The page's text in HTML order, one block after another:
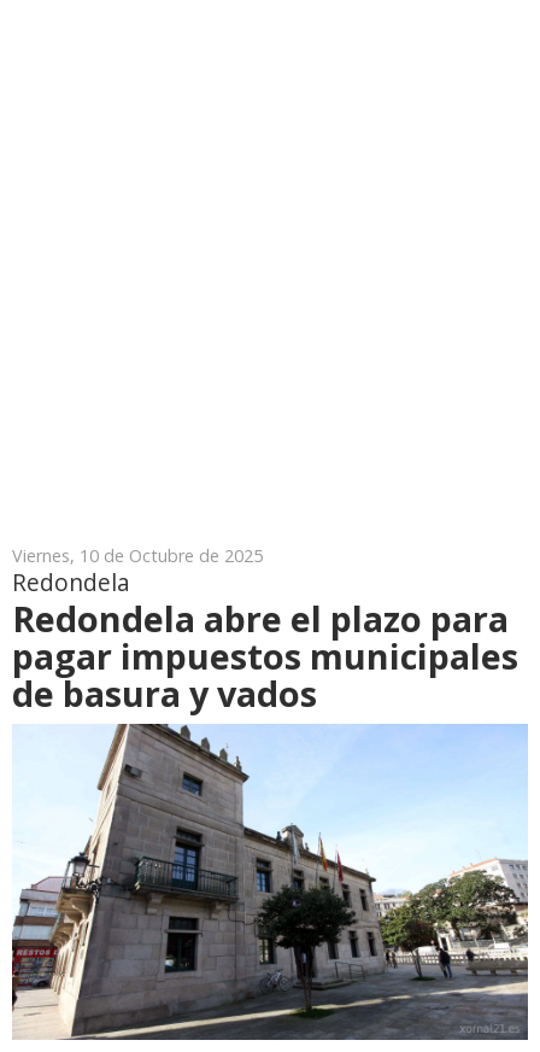
Viernes, 10 de Octubre de 2025
Redondela
Redondela abre el plazo para
pagar impuestos municipales
de basura y vados